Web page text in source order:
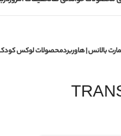
بالانس | هاوربردمحصولات لوکس